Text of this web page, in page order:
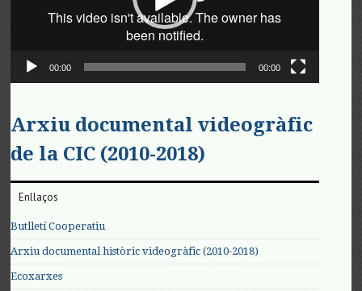
00:00 00:00
Arxiu documental videogràfic
de la CIC (2010-2018)
Enllaços
Butlletí Cooperatiu
Arxiu documental històric videogràfic (2010-2018)
Ecoxarxes